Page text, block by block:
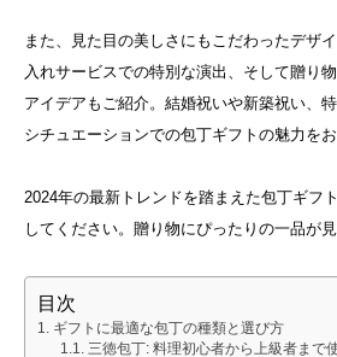
また、見た目の美しさにもこだわったデザ
入れサービスでの特別な演出、そして贈り
アイデアもご紹介。結婚祝いや新築祝い、
シチュエーションでの包丁ギフトの魅力をお
2024年の最新トレンドを踏まえた包丁ギフ
してください。贈り物にぴったりの一品が見
目次
ギフトに最適な包丁の種類と選び方
三徳包丁: 料理初心者から上級者まで